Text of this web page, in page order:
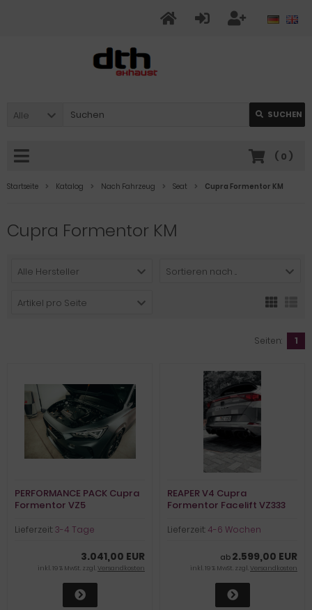
Alle SUCHEN
( 0 )
Startseite Katalog Nach Fahrzeug Seat Cupra Formentor KM
Cupra Formentor KM
Alle Hersteller Sortieren nach ...
Artikel pro Seite
Seiten: 1
PERFORMANCE PACK Cupra
Formentor VZ5
Lieferzeit:3-4 Tage
3.041,00 EUR
inkl. 19 % MwSt. zzgl.Versandkosten
REAPER V4 Cupra
Formentor Facelift VZ333
Lieferzeit: 4-6 Wochen
ab 2.599,00 EUR
inkl. 19 % MwSt. zzgl.Versandkosten